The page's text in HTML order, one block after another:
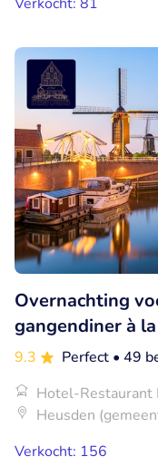
Overnachting
gangendiner à
9.3 Perfect • 49
Hotel-Restaurant
Heusden
Verkocht: 156